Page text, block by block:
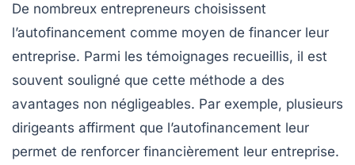
De nombreux entrepreneurs choisissent
l’autofinancement comme moyen de financer leur
entreprise. Parmi les témoignages recueillis, il est
souvent souligné que cette méthode a des
avantages non négligeables. Par exemple, plusieurs
dirigeants affirment que l’autofinancement leur
permet de renforcer financièrement leur entreprise.